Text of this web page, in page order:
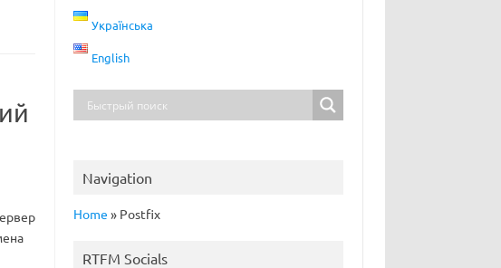
Українська
English
Navigation
Home » Postfix
RTFM Socials